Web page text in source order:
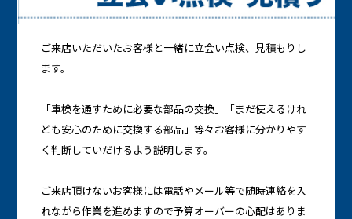
ご来店いただいたお客様と一緒に立会い点検、見積もりし
ます。
「車検を通すために必要な部品の交換」「まだ使えるけれ
ども安心のために交換する部品」等々お客様に分かりやす
く判断していだけるよう説明します。
ご来店頂けないお客様には電話やメール等で随時連絡を入
れながら作業を進めますので予算オーバーの心配はありま